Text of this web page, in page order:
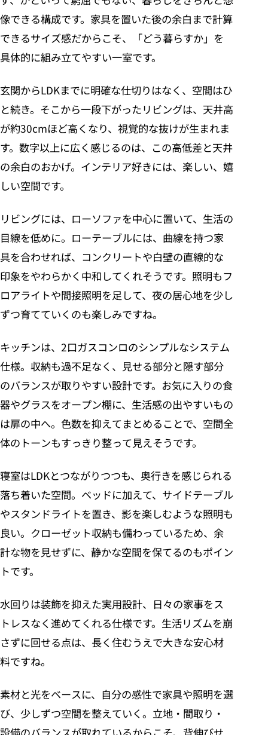
像できる構成です。家具を置いた後の余白まで計算
できるサイズ感だからこそ、「どう暮らすか」を
具体的に組み立てやすい一室です。
玄関からLDKまでに明確な仕切りはなく、空間はひ
と続き。そこから一段下がったリビングは、天井高
が約30cmほど高くなり、視覚的な抜けが生まれま
す。数字以上に広く感じるのは、この高低差と天井
の余白のおかげ。インテリア好きには、楽しい、嬉
しい空間です。
リビングには、ローソファを中心に置いて、生活の
目線を低めに。ローテーブルには、曲線を持つ家
具を合わせれば、コンクリートや白壁の直線的な
印象をやわらかく中和してくれそうです。照明もフ
ロアライトや間接照明を足して、夜の居心地を少し
ずつ育てていくのも楽しみですね。
キッチンは、2口ガスコンロのシンプルなシステム
仕様。収納も過不足なく、見せる部分と隠す部分
のバランスが取りやすい設計です。お気に入りの食
器やグラスをオープン棚に、生活感の出やすいもの
は扉の中へ。色数を抑えてまとめることで、空間全
体のトーンもすっきり整って見えそうです。
寝室はLDKとつながりつつも、奥行きを感じられる
落ち着いた空間。ベッドに加えて、サイドテーブル
やスタンドライトを置き、影を楽しむような照明も
良い。クローゼット収納も備わっているため、余
計な物を見せずに、静かな空間を保てるのもポイン
トです。
水回りは装飾を抑えた実用設計、日々の家事をス
トレスなく進めてくれる仕様です。生活リズムを崩
さずに回せる点は、長く住むうえで大きな安心材
料ですね。
素材と光をベースに、自分の感性で家具や照明を選
び、少しずつ空間を整えていく。立地・間取り・